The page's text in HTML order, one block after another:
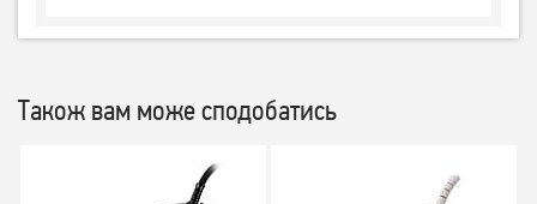
Також вам може сподобатись